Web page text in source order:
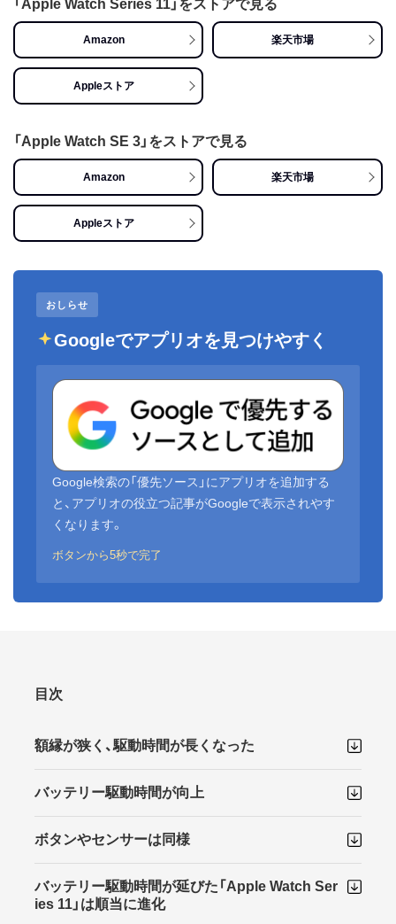
「Apple Watch Series 11」をストアで見る
Amazon 楽天市場
Appleストア
「Apple Watch SE 3」をストアで見る
Amazon 楽天市場
Appleストア
おしらせ
Googleでアプリオを見つけやすく
Google検索の「優先ソース」にアプリオを追加する
と、アプリオの役立つ記事がGoogleで表示されやす
くなります。
ボタンから5秒で完了
目次
額縁が狭く、駆動時間が長くなった
バッテリー駆動時間が向上
ボタンやセンサーは同様
バッテリー駆動時間が延びた「Apple Watch Ser
ies 11」は順当に進化